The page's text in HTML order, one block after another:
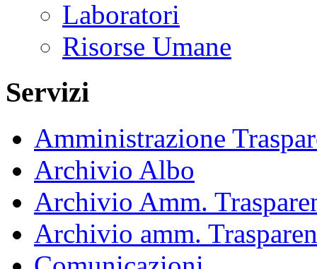
Laboratori
Risorse Umane
Servizi
Amministrazione
Archivio Albo
Archivio Amm.
Archivio amm.